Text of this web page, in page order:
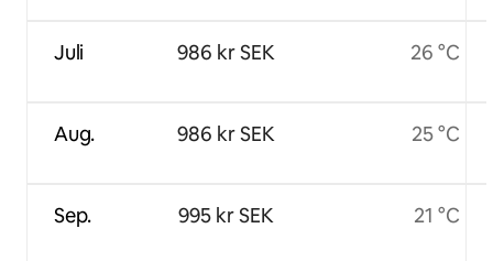
Juli
Aug.
Sep.
986 kr SEK
986 kr SEK
995 kr SEK
26 °C
25 °C
21 °C